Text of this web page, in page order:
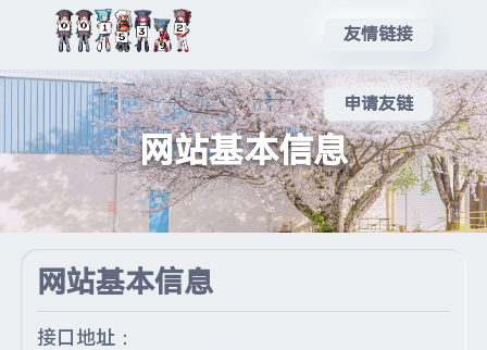
友情链接
申请友链
网站基本信息
网站基本信息
接口地址：